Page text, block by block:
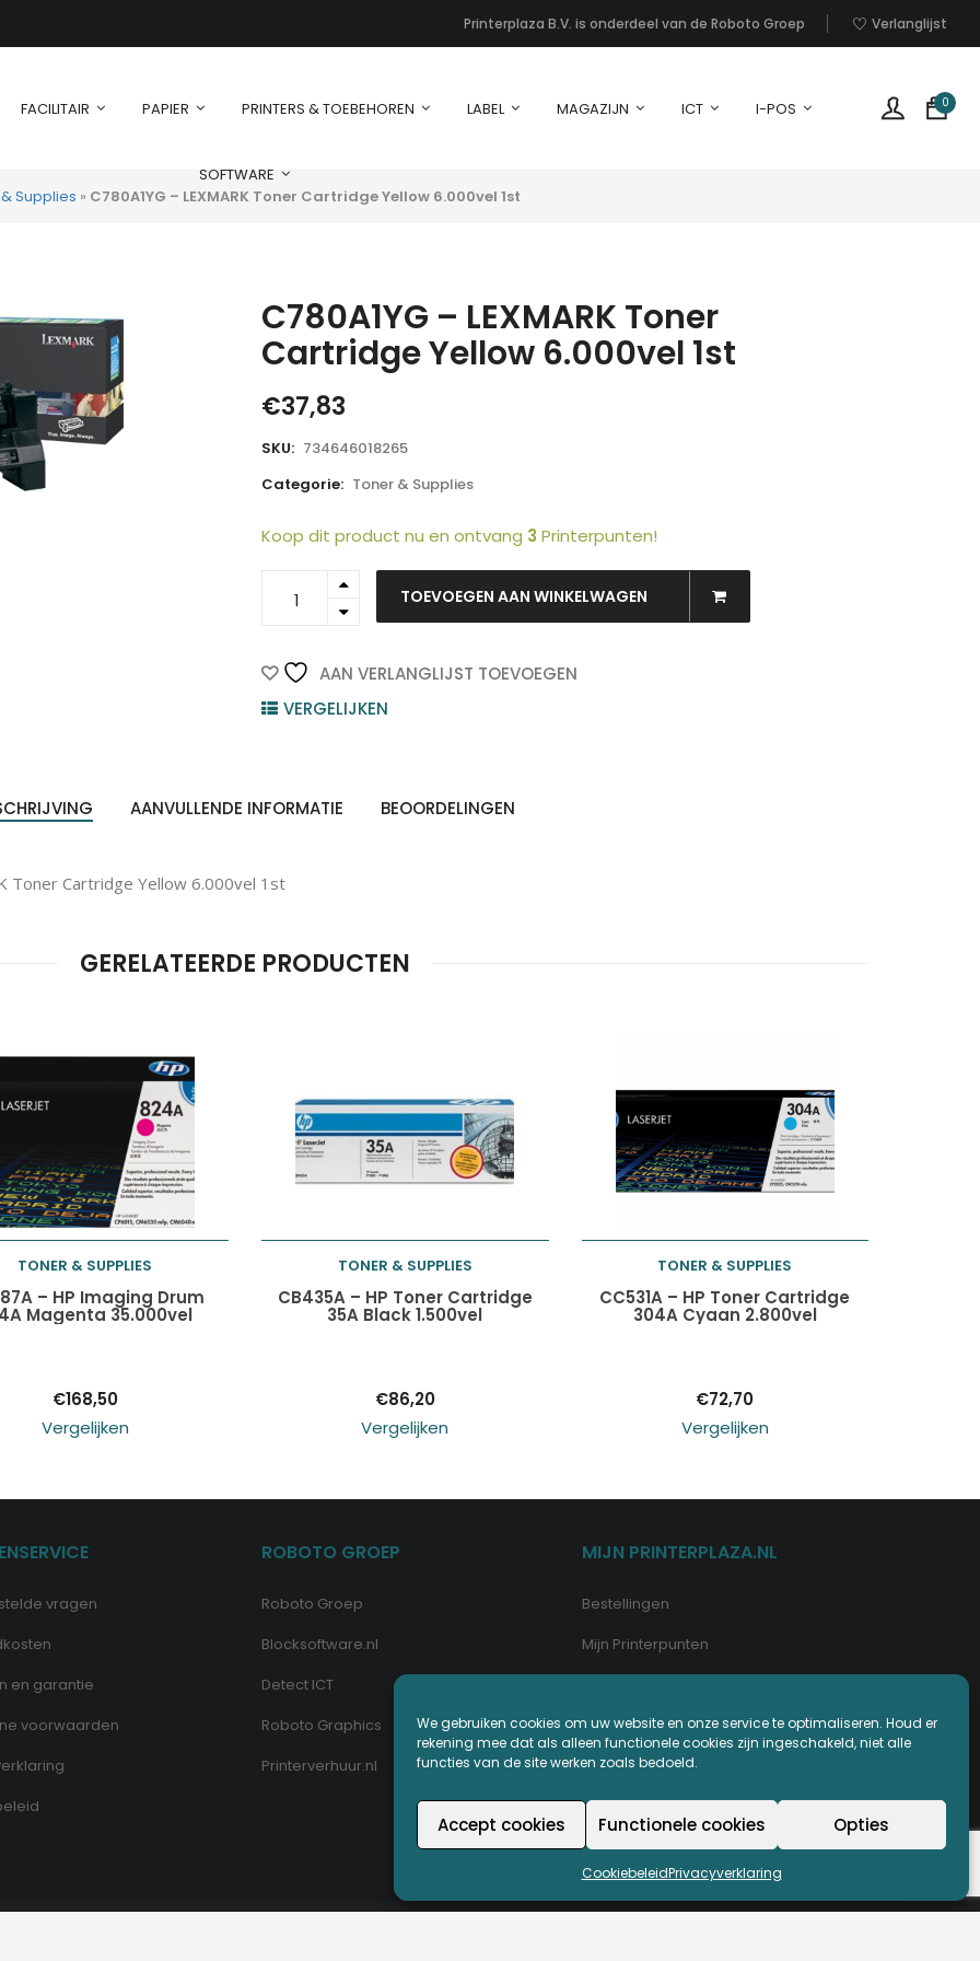
We gebruiken cookies om uw website en onze service te optimaliseren. Houd er
rekening mee dat als alleen functionele cookies zijn ingeschakeld, niet alle
functies van de site werken zoals bedoeld.
Accept cookies Functionele cookies Opties
CookiebeleidPrivacyverklaring
Printerplaza B.V. is onderdeel van de Roboto Groep Verlanglijst
0
FACILITAIR PAPIER PRINTERS & TOEBEHOREN LABEL MAGAZIJN ICT I-POS
SOFTWARE
Supplies » C780A1YG – LEXMARK Toner Cartridge Yellow 6.000vel 1st
C780A1YG – LEXMARK Toner
Cartridge Yellow 6.000vel 1st
€37,83
SKU: 734646018265
Categorie: Toner & Supplies
Koop dit product nu en ontvang 3 Printerpunten!
C780A1YG
Cartridge
6.000vel
TOEVOEGEN AAN WINKELWAGEN
AAN VERLANGLIJST TOEVOEGEN
VERGELIJKEN
AANVULLENDE INFORMATIE BEOORDELINGEN
Toner Cartridge Yellow 6.000vel 1st
GERELATEERDE PRODUCTEN
aan
TONER & SUPPLIES
– HP Imaging Drum
Magenta 35.000vel
€168,50
Vergelijken
Toevoegen aan
TONER & SUPPLIES
CB435A – HP Toner Cartridge
35A Black 1.500vel
€86,20
Vergelijken
Toevoegen aan
TONER & SUPPLIES
CC531A – HP Toner Cartridge
304A Cyaan 2.800vel
€72,70
Vergelijken
vragen
en garantie
voorwaarden
ROBOTO GROEP
Roboto Groep
Blocksoftware.nl
Detect ICT
Roboto Graphics
Printerverhuur.nl
MIJN PRINTERPLAZA.NL
Bestellingen
Mijn Printerpunten
Wachtwoord vergeten